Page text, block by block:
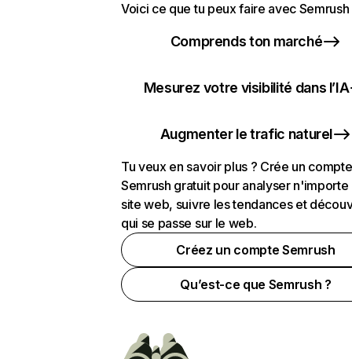
Voici ce que tu peux faire avec Semrush
Comprends ton marché
Mesurez votre visibilité dans l’IA
Augmenter le trafic naturel
Tu veux en savoir plus ? Crée un compte
Semrush gratuit pour analyser n'importe
site web, suivre les tendances et
qui se passe sur le web.
Créez un compte Semrush
Qu’est-ce que Semrush ?